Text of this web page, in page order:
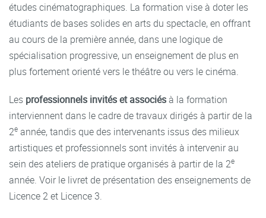
études cinématographiques. La formation vise à doter les
étudiants de bases solides en arts du spectacle, en offrant
au cours de la première année, dans une logique de
spécialisation progressive, un enseignement de plus en
plus fortement orienté vers le théâtre ou vers le cinéma.
Les professionnels invités et associésà la formation
interviennent dans le cadre de travaux dirigés à partir de la
2e année, tandis que des intervenants issus des milieux
artistiques et professionnels sont invités à intervenir au
sein des ateliers de pratique organisés à partir de la 2e
année. Voir le livret de présentation des enseignements de
Licence 2 et Licence 3.